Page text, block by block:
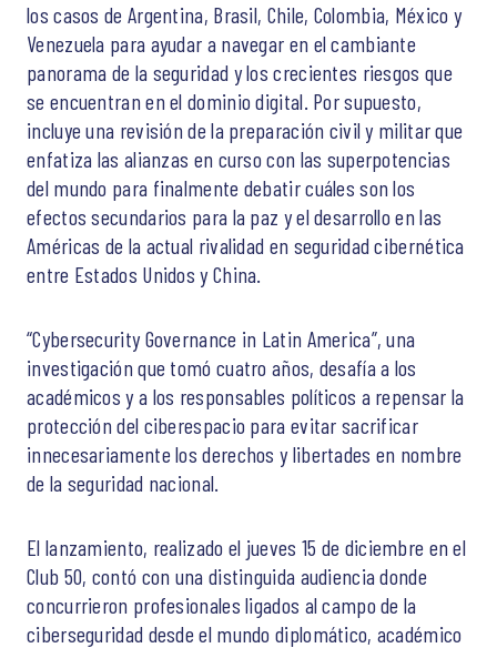
los casos de Argentina, Brasil, Chile, Colombia, México y
Venezuela para ayudar a navegar en el cambiante
panorama de la seguridad y los crecientes riesgos que
se encuentran en el dominio digital. Por supuesto,
incluye una revisión de la preparación civil y militar que
enfatiza las alianzas en curso con las superpotencias
del mundo para finalmente debatir cuáles son los
efectos secundarios para la paz y el desarrollo en las
Américas de la actual rivalidad en seguridad cibernética
entre Estados Unidos y China.
“Cybersecurity Governance in Latin America”, una
investigación que tomó cuatro años, desafía a los
académicos y a los responsables políticos a repensar la
protección del ciberespacio para evitar sacrificar
innecesariamente los derechos y libertades en nombre
de la seguridad nacional.
El lanzamiento, realizado el jueves 15 de diciembre en el
Club 50, contó con una distinguida audiencia donde
concurrieron profesionales ligados al campo de la
ciberseguridad desde el mundo diplomático, académico